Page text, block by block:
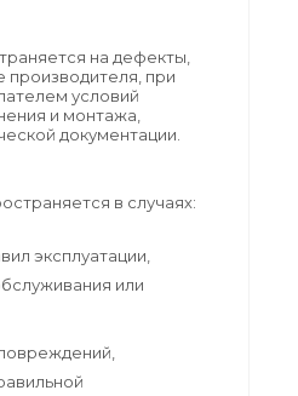
на дефекты,
производителя, при
условий
и монтажа,
документации.
в случаях:
эксплуатации,
или